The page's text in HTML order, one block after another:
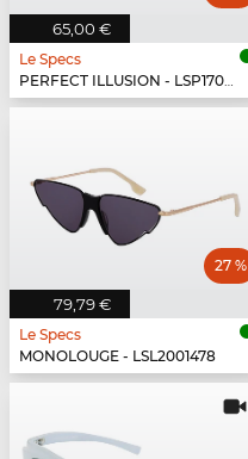
65,00 €
Le Specs
PERFECT ILLUSION - LSP1702150
79,79 €
27 %
Le Specs
MONOLOUGE - LSL2001478